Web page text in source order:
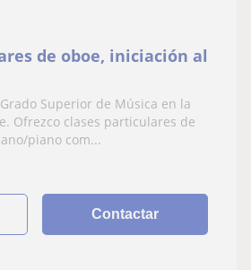
de oboe, iniciación al
Superior de Música en la
Ofrezco clases particulares de
piano com...
Contactar